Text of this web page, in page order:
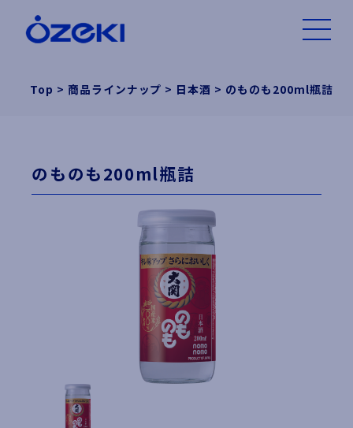
Top > 商品ラインナップ > 日本酒 > のものも200ml瓶詰
のものも200ml瓶詰